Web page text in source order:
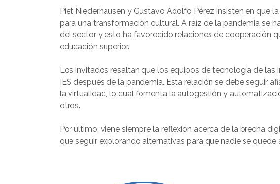
Piet Niederhausen y Gustavo Adolfo Pérez insisten en que
para una transformación cultural. A raíz de la pandemia se
del sector y esto ha favorecido relaciones de cooperación
educación superior.
Los invitados resaltan que los equipos de tecnología de
IES después de la pandemia. Esta relación se debe seguir
la virtualidad, lo cual fomenta la autogestión y
otros.
Por último, viene siempre la reflexión acerca de la brecha
que seguir explorando alternativas para que nadie se quede